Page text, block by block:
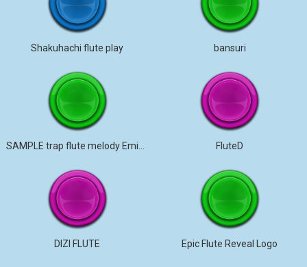
Shakuhachi flute play bansuri
FluteD
DIZI FLUTE Epic Flute Reveal Logo